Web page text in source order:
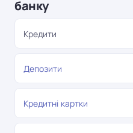
банку
Кредити
Депозити
Кредитні картки